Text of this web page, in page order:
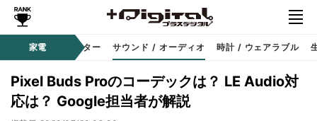
家電プロジェクター サウンド / オーディオ 時計 / ウェアラブル
Pixel Buds Proのコーデックは？ LE Audio対
応は？ Google担当者が解説